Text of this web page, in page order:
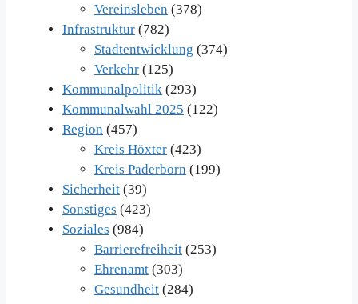
Vereinsleben (378)
Infrastruktur (782)
Stadtentwicklung (374)
Verkehr (125)
Kommunalpolitik (293)
Kommunalwahl 2025 (122)
Region (457)
Kreis Höxter (423)
Kreis Paderborn (199)
Sicherheit (39)
Sonstiges (423)
Soziales (984)
Barrierefreiheit (253)
Ehrenamt (303)
Gesundheit (284)